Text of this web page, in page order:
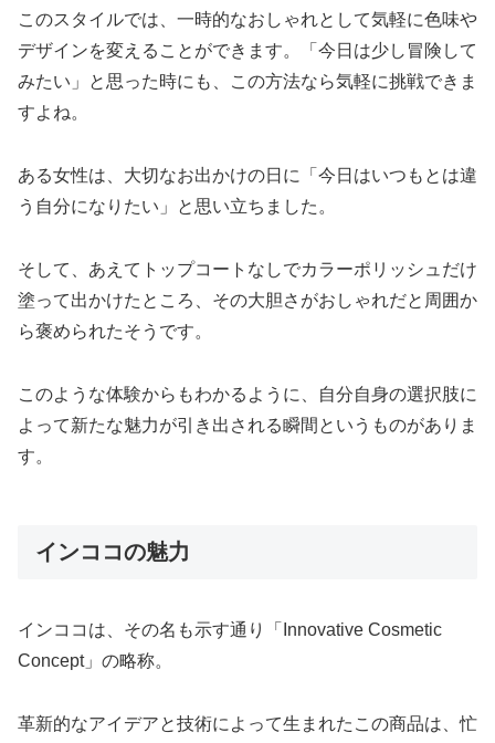
このスタイルでは、一時的なおしゃれとして気軽に色味や
デザインを変えることができます。「今日は少し冒険して
みたい」と思った時にも、この方法なら気軽に挑戦できま
すよね。
ある女性は、大切なお出かけの日に「今日はいつもとは違
う自分になりたい」と思い立ちました。
そして、あえてトップコートなしでカラーポリッシュだけ
塗って出かけたところ、その大胆さがおしゃれだと周囲か
ら褒められたそうです。
このような体験からもわかるように、自分自身の選択肢に
よって新たな魅力が引き出される瞬間というものがありま
す。
インココの魅力
インココは、その名も示す通り「Innovative Cosmetic
Concept」の略称。
革新的なアイデアと技術によって生まれたこの商品は、忙